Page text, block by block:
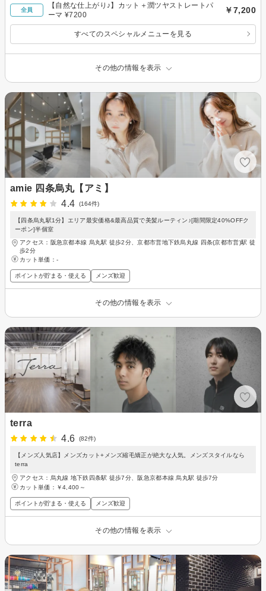
全員
【自然な仕上がり♪】カット＋潤ツヤストレートパ
ーマ ¥7200
￥7,200
すべてのスペシャルメニューを見る
その他の情報を表示
amie 四条烏丸【アミ】
4.4
(164件)
【四条烏丸駅1分】エリア最安価格&最高品質で美髪ルーティン♪[期間限定40%OFFク
ーポン]半個室
アクセス：阪急京都本線 烏丸駅 徒歩2分、京都市営地下鉄烏丸線 四条(京都市営)駅 徒
歩2分
カット単価： -
ポイントが貯まる・使える メンズ歓迎
その他の情報を表示
terra
4.6
(82件)
【メンズ人気店】メンズカット+メンズ縮毛矯正が絶大な人気。メンズスタイルなら
terra
アクセス：烏丸線 地下鉄四条駅 徒歩7分、阪急京都本線 烏丸駅 徒歩7分
カット単価： ￥4,400～
ポイントが貯まる・使える メンズ歓迎
その他の情報を表示